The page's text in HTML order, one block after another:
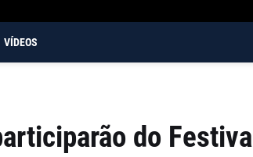
VÍDEOS
do Festival